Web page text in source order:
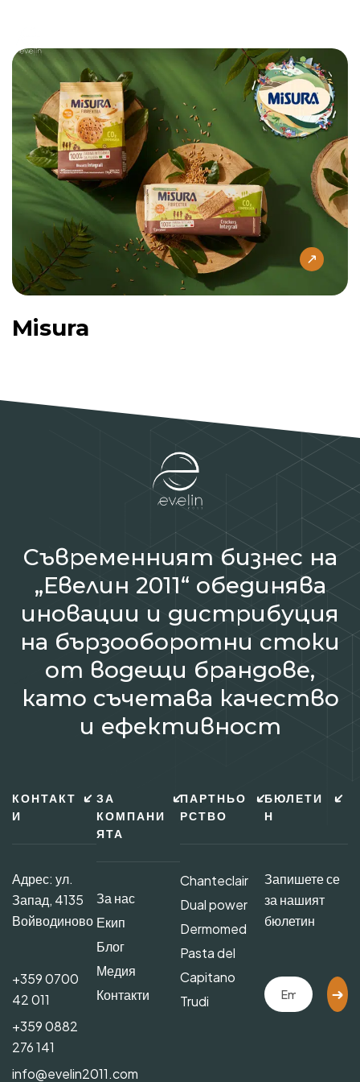
Misura
Съвременният бизнес на
„Евелин 2011“ обединява
иновации и дистрибуция
на бързооборотни стоки
от водещи брандове,
като съчетава качество
и ефективност
КОНТАКТ
И
Адрес: ул.
Запад, 4135
Войводиново
+359 0700
42 011
+359 0882
276 141
info@evelin2011.com
ЗА
КОМПАНИ
ЯТА
За нас
Екип
Блог
Медия
Контакти
ПАРТНЬО
РСТВО
Chanteclair
Dual power
Dermomed
Pasta del
Capitano
Trudi
БЮЛЕТИ
Н
Запишете се
за нашият
бюлетин